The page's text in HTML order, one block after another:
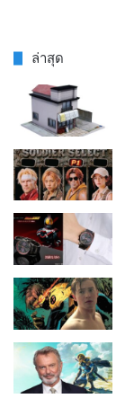
ล่าสุด